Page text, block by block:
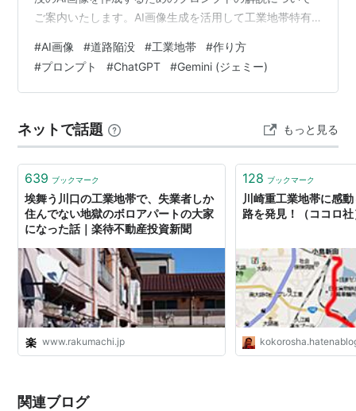
ご案内いたします。AI画像生成を活用して工業地帯特有
没が発生しているリアルなシーンを構築するためには、
情景のディテールを正確に指示することが重要です。 AI
画像 道路陥没＜工業地帯＞ 作り方 プロンプト
体のシチュエーションを明確に言語化する必要が…
#AI画像 #道路陥没 #工業地帯 #作り方
#プロンプト #ChatGPT #Gemini (ジェミー)
ネットで話題 もっと見る
639 ブックマーク
埃舞う川口の工業地帯で、失業者しか
住んでない地獄のボロアパートの大家
になった話｜楽待不動産投資新聞
www.rakumachi.jp
128 ブックマーク
川崎重工業地帯に感
路を発見！（ココロ
関連ブログ